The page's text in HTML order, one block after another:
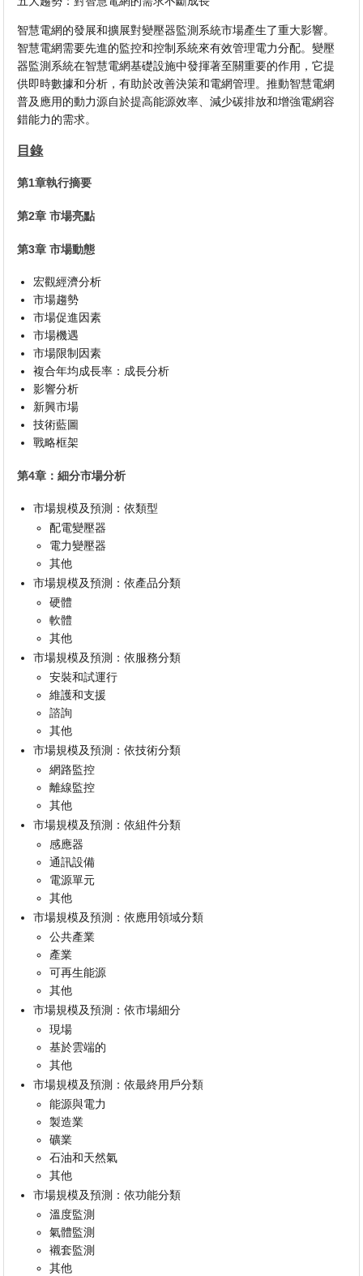
智慧電網的發展和擴展對變壓器監測系統市場產生了重大影響。
智慧電網需要先進的監控和控制系統來有效管理電力分配。變壓
器監測系統在智慧電網基礎設施中發揮著至關重要的作用，它提
供即時數據和分析，有助於改善決策和電網管理。推動智慧電網
普及應用的動力源自於提高能源效率、減少碳排放和增強電網容
錯能力的需求。
目錄
第1章執行摘要
第2章 市場亮點
第3章 市場動態
宏觀經濟分析
市場趨勢
市場促進因素
市場機遇
市場限制因素
複合年均成長率：成長分析
影響分析
新興市場
技術藍圖
戰略框架
第4章：細分市場分析
市場規模及預測：依類型
配電變壓器
電力變壓器
其他
市場規模及預測：依產品分類
硬體
軟體
其他
市場規模及預測：依服務分類
安裝和試運行
維護和支援
諮詢
其他
市場規模及預測：依技術分類
網路監控
離線監控
其他
市場規模及預測：依組件分類
感應器
通訊設備
電源單元
其他
市場規模及預測：依應用領域分類
公共產業
產業
可再生能源
其他
市場規模及預測：依市場細分
現場
基於雲端的
其他
市場規模及預測：依最終用戶分類
能源與電力
製造業
礦業
石油和天然氣
其他
市場規模及預測：依功能分類
溫度監測
氣體監測
襯套監測
其他